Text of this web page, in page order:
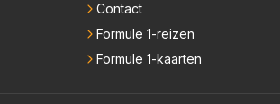
Contact
Formule 1-reizen
Formule 1-kaarten